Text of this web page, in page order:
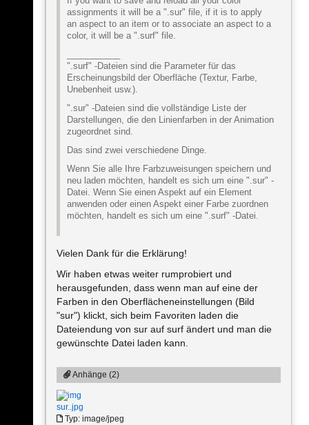
assignments it will be a ".sur" file, if it is to apply
an aspect to an item or to associate an aspect to a
color, it will be a ".surf" file.
".surf" -Dateien sind die Parameter für das
Erscheinungsbild der Oberfläche (Textur, Farbe,
Unebenheit usw.).
".sur" -Dateien sind die vollständige Liste der
Darstellungen, die den Linienfarben in der Animation
zugeordnet sind.
Das sind zwei verschiedene Dinge.
Wenn Sie alle Ihre Farbzuweisungen speichern und
neu laden möchten, handelt es sich um eine ".sur" -
Datei. Wenn Sie einen Aspekt auf ein Element
anwenden oder einen Aspekt einer Farbe zuordnen
möchten, handelt es sich um eine ".surf" -Datei.
Vielen Dank für die Erklärung!
Wir haben etwas weiter rumprobiert und
herausgefunden, dass wenn man auf eine der
Farben in den Oberflächeneinstellungen (Bild
"sur") klickt, sich beim Favoriten laden die
Dateiendung von sur auf surf ändert und man die
gewünschte Datei laden kann.
Anhänge (2)
sur..jpg
Typ: image/jpeg